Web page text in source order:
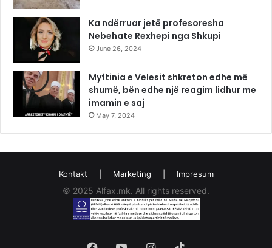
Ka ndërruar jetë profesoresha
Nebehate Rexhepi nga Shkupi
June 26, 2024
Myftinia e Velesit shkreton edhe më
shumë, bën edhe një reagim lidhur me
imamin e saj
May 7, 2024
Kontakt Marketing Impresum
© 2025 Alfax.mk. All rights reserved.